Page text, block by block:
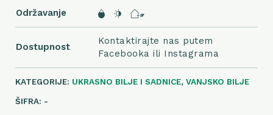
Održavanje
Dostupnost
Kontaktirajte nas putem
Facebooka ili Instagrama
KATEGORIJE: UKRASNO BILJE I SADNICE, VANJSKO BILJE
ŠIFRA: -